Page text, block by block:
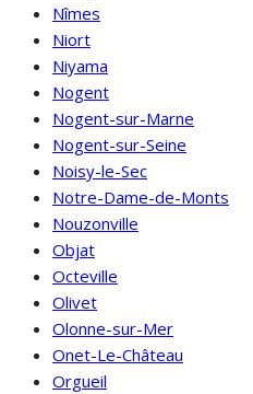
Nîmes
Niort
Niyama
Nogent
Nogent-sur-Marne
Nogent-sur-Seine
Noisy-le-Sec
Notre-Dame-de-Monts
Nouzonville
Objat
Octeville
Olivet
Olonne-sur-Mer
Onet-Le-Château
Orgueil